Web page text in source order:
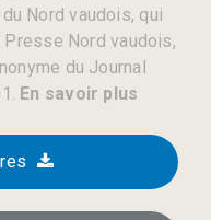
Nord vaudois, qui
Nord vaudois,
du Journal
En savoir plus